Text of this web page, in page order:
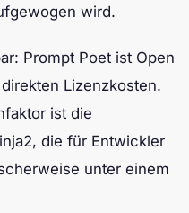
wird.
Prompt Poet ist Open
Lizenzkosten.
ist die
die für Entwickler
unter einem